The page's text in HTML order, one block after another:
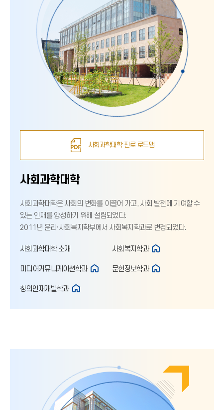
사회과학대학 진로 로드맵
사회과학대학
사회과학대학은 사회의 변화를 이끌어 가고, 사회 발전에 기여할 수
있는 인재를 양성하기 위해 설립되었다.
2011년 윤리·사회복지학부에서 사회복지학과로 변경되었다.
사회과학대학 소개 사회복지학과
미디어커뮤니케이션학과 문헌정보학과
창의인재개발학과